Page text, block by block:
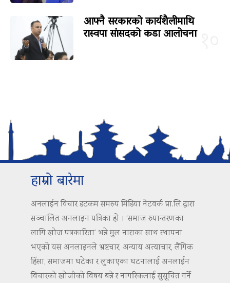
आफ्नै सरकारको कार्यशैलीमाथि
रास्वपा सांसदको कडा आलोचना
हाम्रो बारेमा
अनलाईन विचार डटकम समरुप मिडिया नेटवर्क प्रा.लि.द्वारा
सञ्चालित अनलाइन पत्रिका हो । ‘समाज रुपान्तरणका
लागि खोज पत्रकारिता’ भन्ने मुल नाराका साथ स्थापना
भएको यस अनलाइनले भ्रष्टचार, अन्याय अत्याचार, लैंगिक
हिंसा, समाजमा घटेका र लुकाएका घटनालाई अनलाईन
विचारको खोजीको विषय बन्ने र नागरिकलाई सुसूचित गर्ने